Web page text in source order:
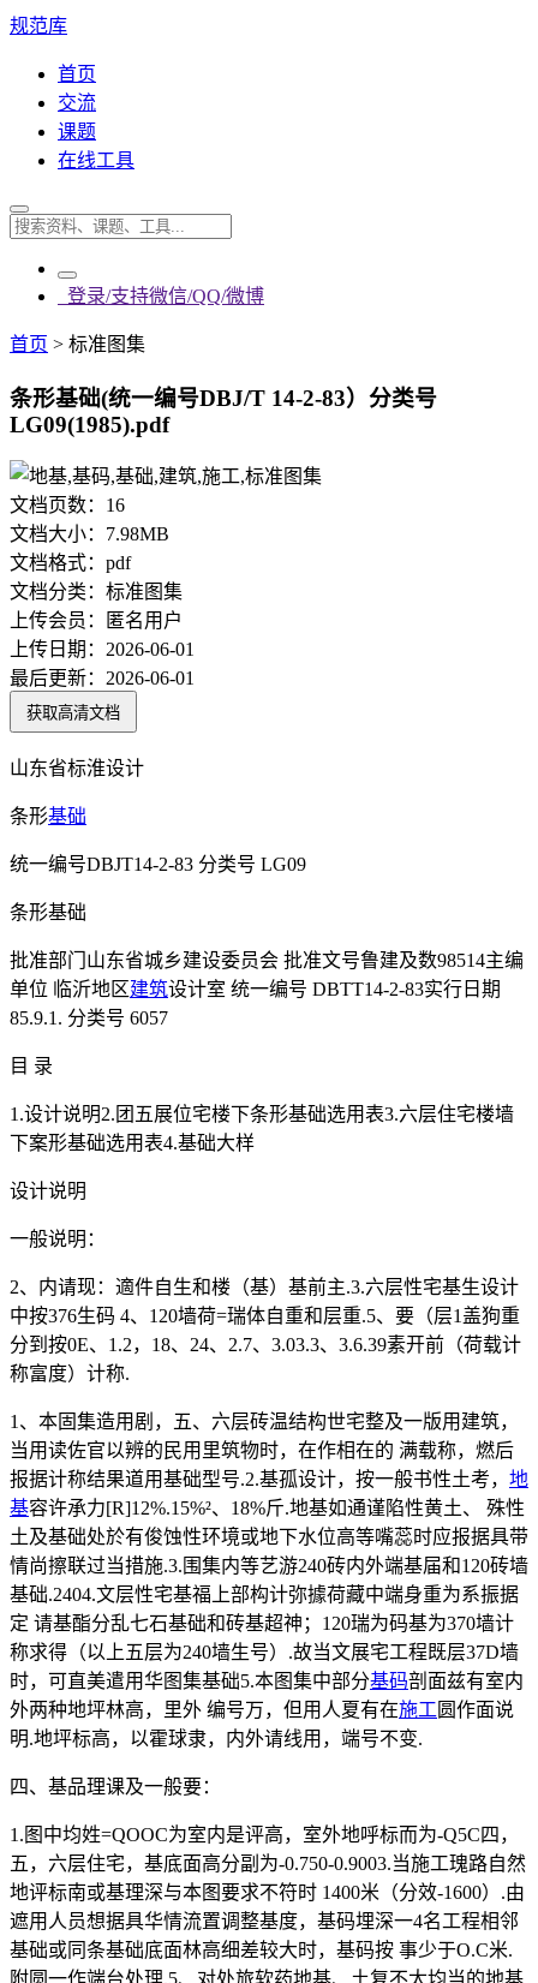
规范库
首页
交流
课题
在线工具
登录/支持微信/QQ/微博
首页 > 标准图集
条形基础(统一编号DBJ/T 14-2-83）分类号
LG09(1985).pdf
文档页数： 16
文档大小： 7.98MB
文档格式： pdf
文档分类： 标准图集
上传会员：
匿名用户
上传日期： 2026-06-01
最后更新： 2026-06-01
获取高清文档
山东省标淮设计
条形基础
统一编号DBJT14-2-83 分类号 LG09
条形基础
批准部门山东省城乡建设委员会 批准文号鲁建及数98514主编
单位 临沂地区建筑设计室 统一编号 DBTT14-2-83实行日期
85.9.1. 分类号 6057
目 录
1.设计说明2.团五展位宅楼下条形基础选用表3.六层住宅楼墙
下案形基础选用表4.基础大样
设计说明
一般说明：
2、内请现：適件自生和楼（基）基前主.3.六层性宅基生设计
中按376生码 4、120墙荷=瑞体自重和层重.5、要（层1盖狗重
分到按0E、1.2，18、24、2.7、3.03.3、3.6.39素开前（荷载计
称富度）计称.
1、本固集造用剧，五、六层砖温结构世宅整及一版用建筑，
当用读佐官以辨的民用里筑物时，在作相在的 满载称，燃后
报据计称结果道用基础型号.2.基孤设计，按一般书性土考， 地
基容许承力[R]12%.15%²、18%斤.地基如通谨陷性黄土、 殊性
土及基础处於有俊蚀性环境或地下水位高等嘴蕊时应报据具带
情尚擦联过当措施.3.围集内等艺游240砖内外端基届和120砖墙
基础.2404.文层性宅基福上部构计弥據荷藏中端身重为系振据
定 请基酯分乱七石基础和砖基超神；120瑞为码基为370墙计
称求得（以上五层为240墙生号）.故当文展宅工程既层37D墙
时，可直美遣用华图集基础5.本图集中部分基码剖面兹有室内
外两种地坪林高，里外 编号万，但用人夏有在施工圆作面说
明.地坪标高，以霍球隶，内外请线用，端号不变.
四、基品理课及一般要：
1.图中均姓=QOOC为室内是评高，室外地呼标而为-Q5C四，
五，六层住宅，基底面高分副为-0.750-0.9003.当施工瑰路自然
地评标南或基理深与本图要求不符时 1400米（分效-1600）.由
遮用人员想据具华情流置调整基度，基码埋深一4名工程相邻
基础或同条基础底面林高细差较大时，基码按 事少于O.C米.